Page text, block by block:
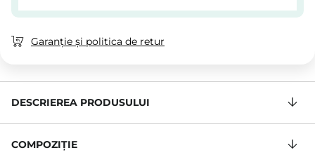
Garanție și politica de retur
DESCRIEREA PRODUSULUI
COMPOZIŢIE